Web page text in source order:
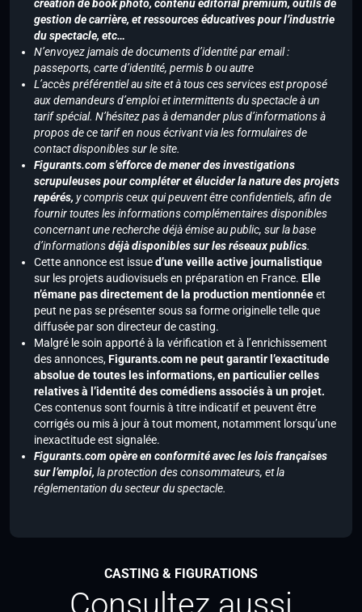
création de book photo, contenu éditorial premium, outils de
gestion de carrière, et ressources éducatives pour l’industrie
du spectacle, etc…
N’envoyez jamais de documents d’identité par email :
passeports, carte d’identité, permis b ou autre
L’accès préférentiel au site et à tous ces services est proposé
aux demandeurs d’emploi et intermittents du spectacle à un
tarif spécial. N’hésitez pas à demander plus d’informations à
propos de ce tarif en nous écrivant via les formulaires de
contact disponibles sur le site.
Figurants.com s’efforce de mener des investigations
scrupuleuses pour compléter et élucider la nature des projets
repérés, y compris ceux qui peuvent être confidentiels, afin de
fournir toutes les informations complémentaires disponibles
concernant une recherche déjà émise au public, sur la base
d’informationsdéjà disponibles sur les réseaux publics.
Cette annonce est issued’une veille active journalistique
sur les projets audiovisuels en préparation en France. Elle
n’émane pas directement de la production mentionnéeet
peut ne pas se présenter sous sa forme originelle telle que
diffusée par son directeur de casting.
Malgré le soin apporté à la vérification et à l’enrichissement
des annonces,Figurants.com ne peut garantir l’exactitude
absolue de toutes les informations, en particulier celles
relatives à l’identité des comédiens associés à un projet.
Ces contenus sont fournis à titre indicatif et peuvent être
corrigés ou mis à jour à tout moment, notamment lorsqu’une
inexactitude est signalée.
Figurants.com opère en conformité avec les lois françaises
sur l’emploi, la protection des consommateurs, et la
réglementation du secteur du spectacle.
CASTING & FIGURATIONS
Consultez aussi